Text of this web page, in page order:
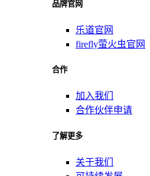
品牌官网
乐道官网
firefly萤火虫官网
合作
加入我们
合作伙伴申请
了解更多
关于我们